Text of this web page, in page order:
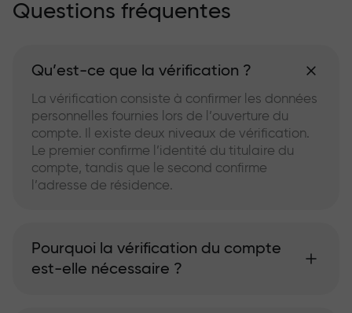
Questions fréquentes
Qu’est-ce que la vérification ?
La vérification consiste à confirmer les données
personnelles fournies lors de l’ouverture du
compte. Il existe deux niveaux de vérification.
Le premier confirme l’identité du titulaire du
compte, tandis que le second confirme
l’adresse de résidence.
Pourquoi la vérification du compte
est-elle nécessaire ?